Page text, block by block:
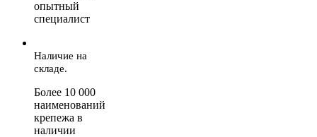
опытный
специалист
Наличие на
складе.
Более 10 000
наименований
крепежа в
наличии